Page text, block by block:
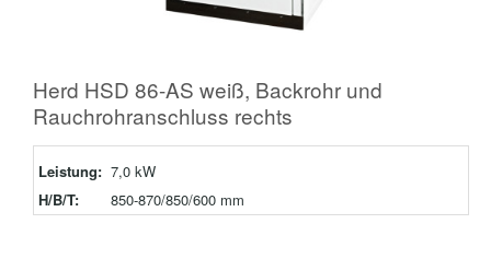
Herd HSD 86-AS weiß, Backrohr und
Rauchrohranschluss rechts
Leistung: 7,0 kW
H/B/T:
850-870/850/600 mm